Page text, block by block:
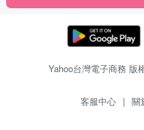
Yahoo台灣電子商務 版
客服中心 | 關